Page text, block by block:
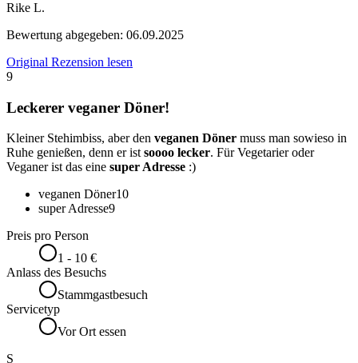
Rike L.
Bewertung abgegeben: 06.09.2025
Original Rezension lesen
9
Leckerer veganer Döner!
Kleiner Stehimbiss, aber den veganen Döner muss man sowieso in
Ruhe genießen, denn er istsoooo lecker. Für Vegetarier oder
Veganer ist das eine super Adresse :)
veganen Döner10
super Adresse9
Preis pro Person
1 - 10 €
Anlass des Besuchs
Stammgastbesuch
Servicetyp
Vor Ort essen
S